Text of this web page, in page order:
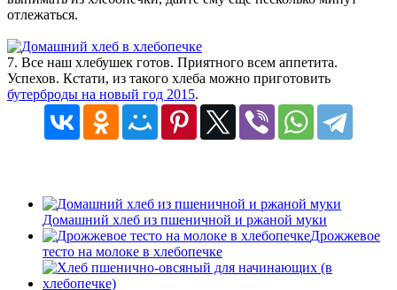
отлежаться.
7. Все наш хлебушек готов. Приятного всем аппетита.
Успехов. Кстати, из такого хлеба можно приготовить
бутерброды на новый год 2015.
Домашний хлеб из пшеничной и ржаной муки
Дрожжевое
тесто на молоке в хлебопечке